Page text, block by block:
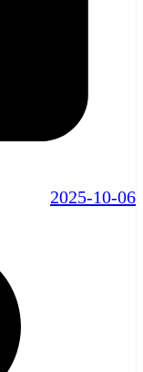
2025-10-06